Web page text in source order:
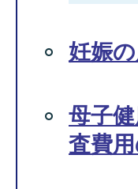
妊娠
母子
査費用